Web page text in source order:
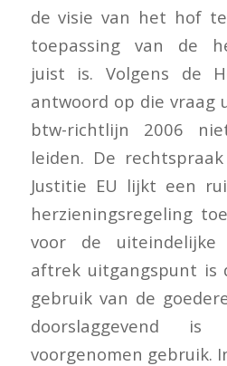
de visie van het hof
toepassing van de
juist is. Volgens de
antwoord op die vraag
btw-richtlijn 2006
leiden. De
Justitie EU lijkt een
herzieningsregeling
voor de
aftrek uitgangspunt is
gebruik van de
doorslaggevend
voorgenomen gebruik.